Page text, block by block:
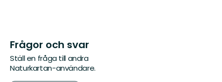
Frågor och svar
Ställ en fråga till andra
Naturkartan-användare.